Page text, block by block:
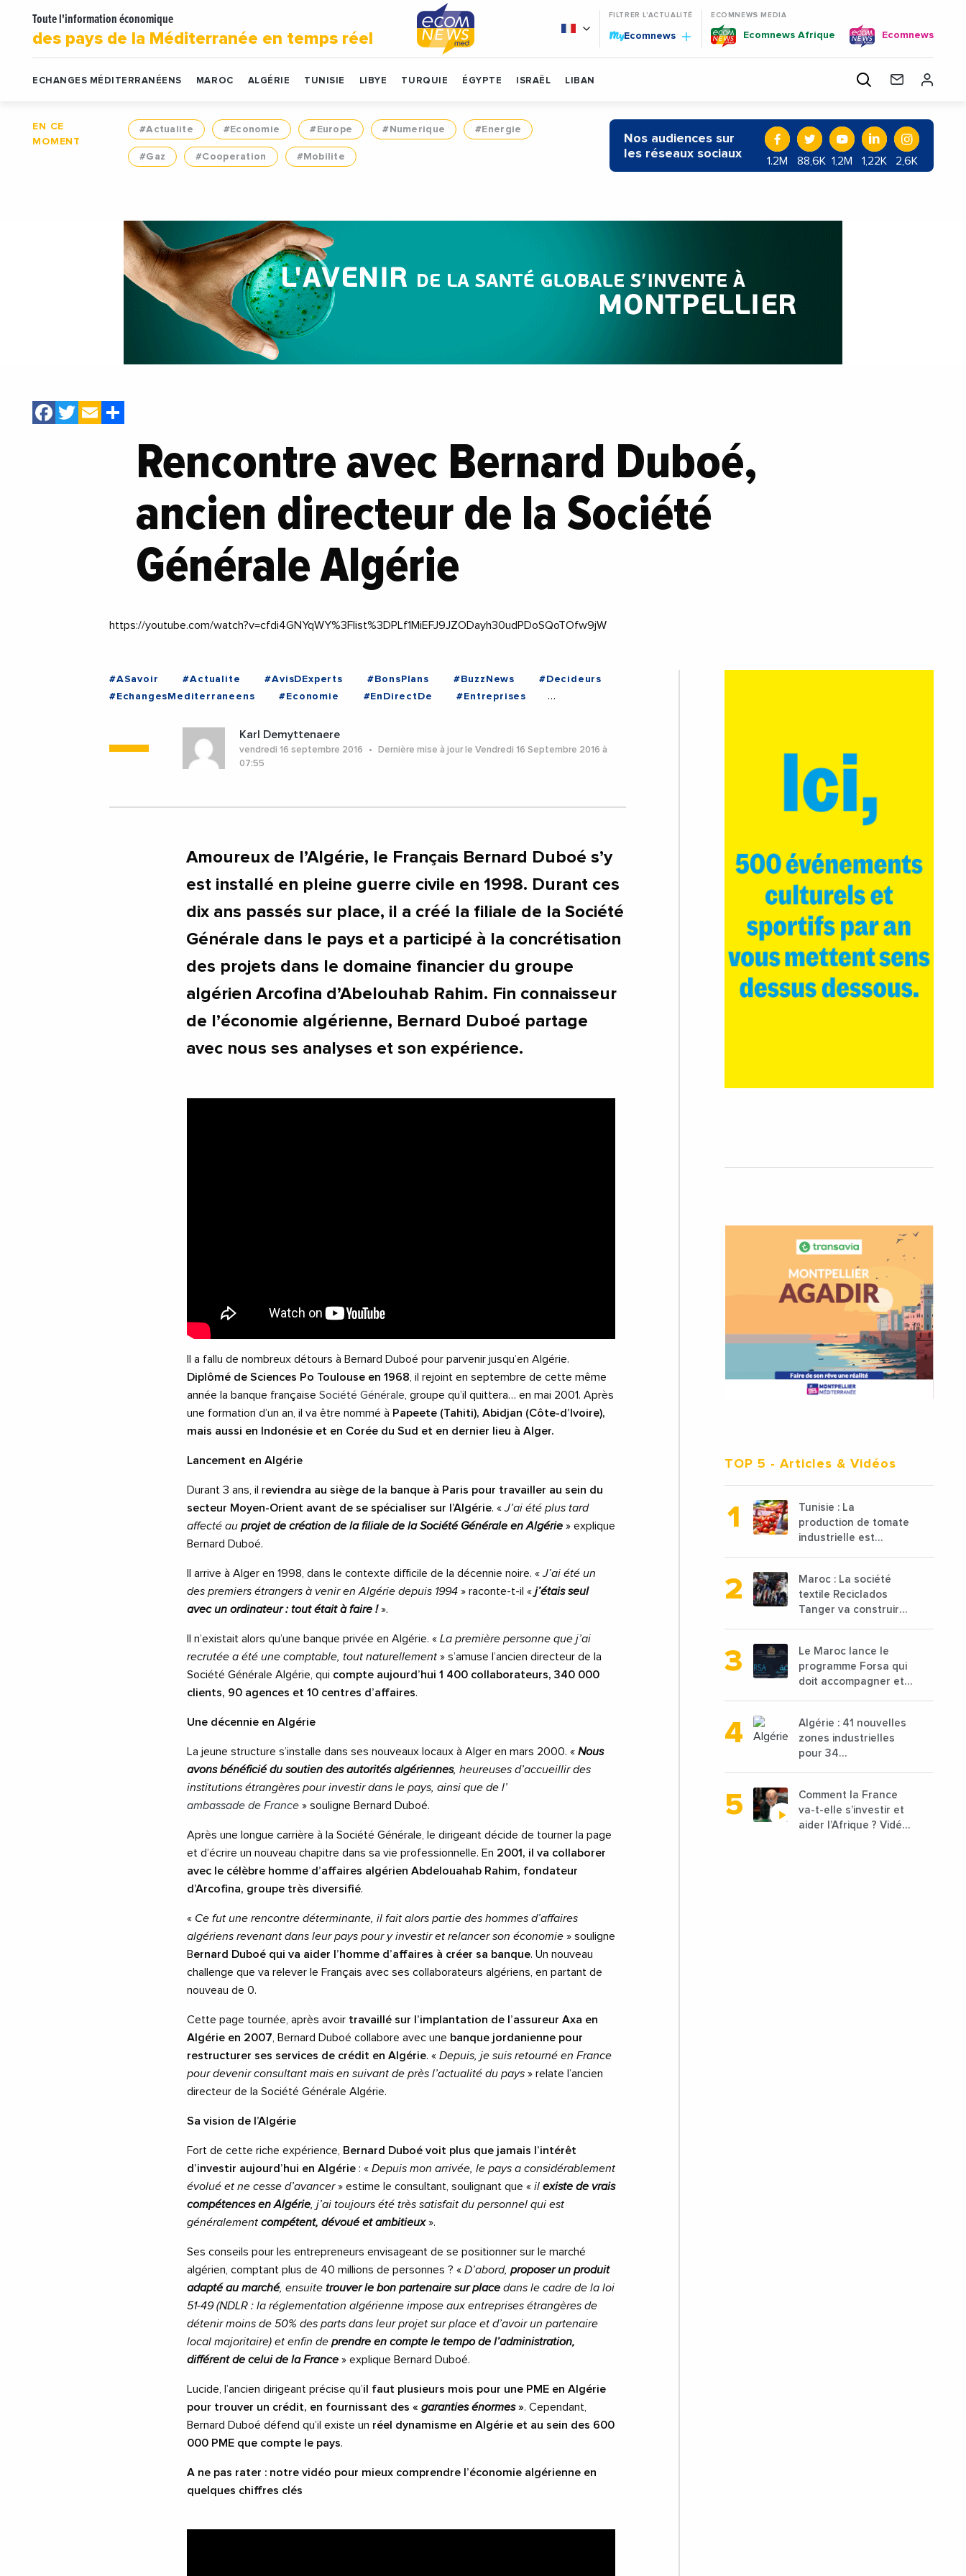
Toute l'information économique
des pays de la Méditerranée en temps réel
FILTRER L'ACTUALITÉ
MyEcomnews
ECOMNEWS MEDIA
Ecomnews Afrique Ecomnews
ECHANGES MÉDITERRANÉENS MAROC ALGÉRIE TUNISIE LIBYE TURQUIE ÉGYPTE ISRAËL LIBAN
EN CE
MOMENT
#Actualite #Economie #Europe #Numerique #Energie
#Gaz #Cooperation #Mobilite
Nos audiences sur
les réseaux sociaux
1.2M 88,6K 1,2M 1,22K 2,6K
Facebook
Twitter
Email
Rencontre avec Bernard Duboé,
ancien directeur de la Société
Générale Algérie
https://youtube.com/watch?v=cfdi4GNYqWY%3Flist%3DPLf1MiEFJ9JZODayh30udPDoSQoTOfw9jW
#ASavoir #Actualite #AvisDExperts #BonsPlans #BuzzNews
#Decideurs
#EchangesMediterraneens
#Economie #EnDirectDe
#Entreprises
Karl Demyttenaere
vendredi 16 septembre 2016
Dernière mise à jour le Vendredi 16 Septembre 2016 à
07:55
Amoureux de l’Algérie, le Français Bernard Duboé s’y
est installé en pleine guerre civile en 1998. Durant ces
dix ans passés sur place, il a créé la filiale de la Société
Générale dans le pays et a participé à la concrétisation
des projets dans le domaine financier du groupe
algérien Arcofina d’Abelouhab Rahim. Fin connaisseur
de l’économie algérienne, Bernard Duboé partage
avec nous ses analyses et son expérience.
Il a fallu de nombreux détours à Bernard Duboé pour parvenir jusqu’en Algérie.
Diplômé de Sciences Po Toulouse en 1968, il rejoint en septembre de cette même
année la banque française Société Générale, groupe qu’il quittera… en mai 2001. Après
une formation d’un an, il va être nommé à Papeete (Tahiti), Abidjan (Côte-d’Ivoire),
mais aussi en Indonésie et en Corée du Sud et en dernier lieu à Alger.
Lancement en Algérie
Durant 3 ans, il reviendra au siège de la banque à Paris pour travailler au sein du
secteur Moyen-Orient avant de se spécialiser sur l’Algérie. «J’ai été plus tard
affecté auprojet de création de la filiale de la Société Générale en Algérie » explique
Bernard Duboé.
Il arrive à Alger en 1998, dans le contexte difficile de la décennie noire. «J’ai été un
des premiers étrangers à venir en Algérie depuis 1994» raconte-t-il « j’étais seul
avec un ordinateur : tout était à faire !».
Il n’existait alors qu’une banque privée en Algérie. « La première personne que j’ai
recrutée a été une comptable, tout naturellement » s’amuse l’ancien directeur de la
Société Générale Algérie, qui compte aujourd’hui 1 400 collaborateurs, 340 000
clients, 90 agences et 10 centres d’affaires.
Une décennie en Algérie
La jeune structure s’installe dans ses nouveaux locaux à Alger en mars 2000. « Nous
avons bénéficié du soutien des autorités algériennes, heureuses d’accueillir des
institutions étrangères pour investir dans le pays, ainsi que de l’
ambassade de France » souligne Bernard Duboé.
Après une longue carrière à la Société Générale, le dirigeant décide de tourner la page
et d’écrire un nouveau chapitre dans sa vie professionnelle. En 2001, il va collaborer
avec le célèbre homme d’affaires algérien Abdelouahab Rahim, fondateur
d’Arcofina, groupe très diversifié.
« Ce fut une rencontre déterminante, il fait alors partie des hommes d’affaires
algériens revenant dans leur pays pour y investir et relancer son économie» souligne
Bernard Duboé qui va aider l’homme d’affaires à créer sa banque. Un nouveau
challenge que va relever le Français avec ses collaborateurs algériens, en partant de
nouveau de 0.
Cette page tournée, après avoir travaillé sur l’implantation de l’assureur Axa en
Algérie en 2007, Bernard Duboé collabore avec une banque jordanienne pour
restructurer ses services de crédit en Algérie. « Depuis, je suis retourné en France
pour devenir consultant mais en suivant de près l’actualité du pays» relate l’ancien
directeur de la Société Générale Algérie.
Sa vision de l’Algérie
Fort de cette riche expérience, Bernard Duboé voit plus que jamais l’intérêt
d’investir aujourd’hui en Algérie: « Depuis mon arrivée, le pays a considérablement
évolué et ne cesse d’avancer» estime le consultant, soulignant que « il existe de vrais
compétences en Algérie, j’ai toujours été très satisfait du personnel qui est
généralement compétent, dévoué et ambitieux».
Ses conseils pour les entrepreneurs envisageant de se positionner sur le marché
algérien, comptant plus de 40 millions de personnes ? « D’abord, proposer un produit
adapté au marché, ensuite trouver le bon partenaire sur placedans le cadre de la loi
51-49 (NDLR : la réglementation algérienne impose aux entreprises étrangères de
détenir moins de 50% des parts dans leur projet sur place et d’avoir un partenaire
local majoritaire) et enfin de prendre en compte le tempo de l’administration,
différent de celui de la France» explique Bernard Duboé.
Lucide, l’ancien dirigeant précise qu’il faut plusieurs mois pour une PME en Algérie
pour trouver un crédit, en fournissant des « garanties énormes». Cependant,
Bernard Duboé défend qu’il existe un réel dynamisme en Algérie et au sein des 600
000 PME que compte le pays.
A ne pas rater : notre vidéo pour mieux comprendre l’économie algérienne en
quelques chiffres clés
TOP 5 - Articles & Vidéos
Tunisie : La
production de tomate
industrielle est
baisse de 15%
Maroc : La société
textile Reciclados
Tanger va construire
traiter les déchets
textiles
Le Maroc lance le
programme Forsa qui
doit accompagner et
avec une enveloppe
de 1,25 milliard de
dirhams
Algérie : 41 nouvelles
zones industrielles
pour 34
Comment la France
va-t-elle s’investir et
aider l’Afrique ? Vidéo